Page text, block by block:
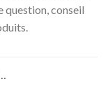
question, conseil